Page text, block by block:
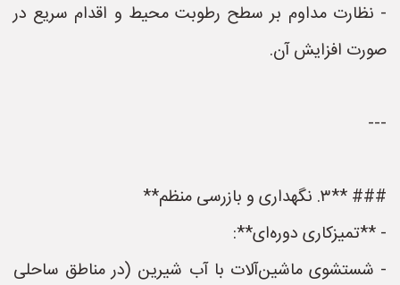
- نظارت مداوم بر سطح رطوبت محیط و اقدام سریع در
صورت افزایش آن.
---
### **۳. نگهداری و بازرسی منظم**
- **تمیزکاری دوره‌ای**:
- شستشوی ماشین‌آلات با آب شیرین (در مناطق ساحلی